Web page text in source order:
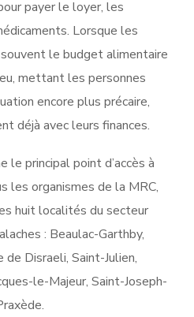
payer le loyer, les
Lorsque les
souvent le budget alimentaire
mettant les personnes
encore plus précaire,
déjà avec leurs finances.
le principal point d’accès à
les organismes de la MRC,
huit localités du secteur
: Beaulac-Garthby,
Disraeli, Saint-Julien,
le-Majeur, Saint-Joseph-